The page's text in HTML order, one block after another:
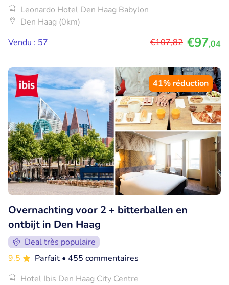
Leonardo Hotel Den Haag Babylon
Den Haag (0km)
Vendu : 57
€107,82 €97,04
41% réduction
Overnachting voor 2 + bitterballen en
ontbijt in Den Haag
Deal très populaire
9.5
Parfait • 455 commentaires
Hotel Ibis Den Haag City Centre